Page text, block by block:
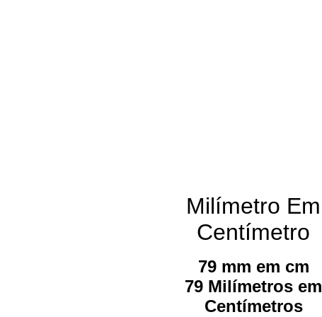
Milímetro Em
Centímetro
79 mm em cm
79 Milímetros em
Centímetros